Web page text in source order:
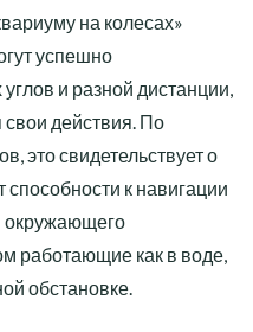
на колесах»
успешно
и разной дистанции,
действия. По
это свидетельствует о
к навигации
окружающего
работающие как в воде,
обстановке.